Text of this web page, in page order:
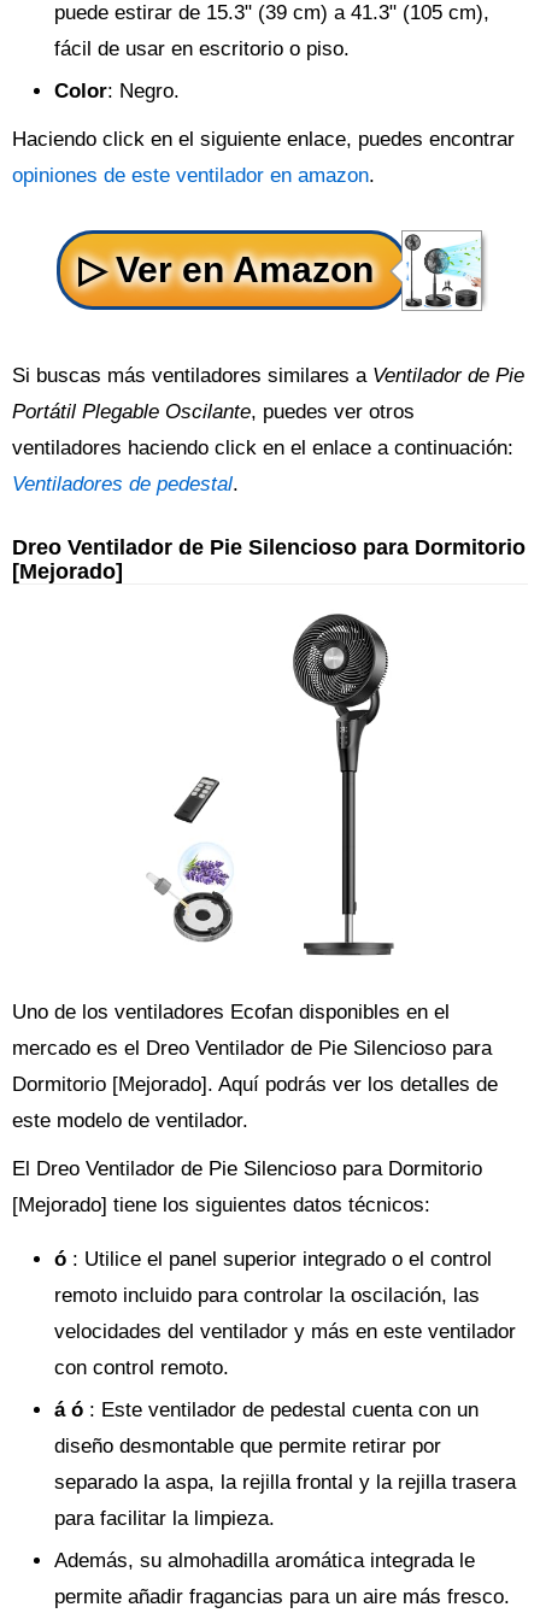
puede estirar de 15.3" (39 cm) a 41.3" (105 cm),
fácil de usar en escritorio o piso.
Color: Negro.
Haciendo click en el siguiente enlace, puedes encontrar
opiniones de este ventilador en amazon.
Si buscas más ventiladores similares a Ventilador de Pie
Portátil Plegable Oscilante, puedes ver otros
ventiladores haciendo click en el enlace a continuación:
Ventiladores de pedestal.
Dreo Ventilador de Pie Silencioso para Dormitorio
[Mejorado]
Uno de los ventiladores Ecofan disponibles en el
mercado es el Dreo Ventilador de Pie Silencioso para
Dormitorio [Mejorado]. Aquí podrás ver los detalles de
este modelo de ventilador.
El Dreo Ventilador de Pie Silencioso para Dormitorio
[Mejorado] tiene los siguientes datos técnicos:
ó : Utilice el panel superior integrado o el control
remoto incluido para controlar la oscilación, las
velocidades del ventilador y más en este ventilador
con control remoto.
á ó : Este ventilador de pedestal cuenta con un
diseño desmontable que permite retirar por
separado la aspa, la rejilla frontal y la rejilla trasera
para facilitar la limpieza.
Además, su almohadilla aromática integrada le
permite añadir fragancias para un aire más fresco.